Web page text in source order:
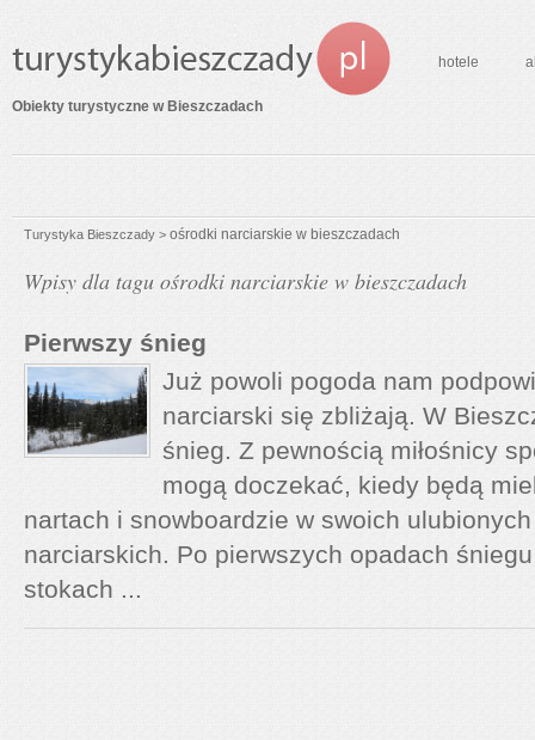
Obiekty turystyczne w Bieszczadach
hotele
Turystyka Bieszczady > ośrodki narciarskie w bieszczadach
Wpisy dla tagu ośrodki narciarskie w bieszczadach
Pierwszy śnieg
Już powoli pogoda nam
narciarski się zbliżają. W
śnieg. Z pewnością miłośnicy
mogą doczekać, kiedy będą
nartach i snowboardzie w swoich
narciarskich. Po pierwszych opadach
stokach ...